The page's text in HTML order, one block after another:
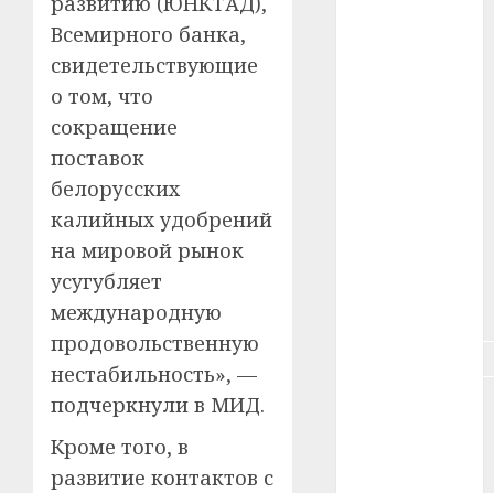
Всемирного банка,
свидетельствующие
о том, что
сокращение
поставок
белорусских
калийных удобрений
на мировой рынок
усугубляет
международную
продовольственную
нестабильность», —
подчеркнули в МИД.
Кроме того, в
развитие контактов с